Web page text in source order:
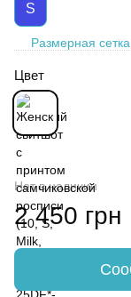
S
Размерная сетка
Цвет
Нет в наличии
2 450 грн